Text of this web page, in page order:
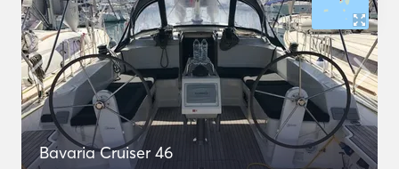
Bavaria Cruiser 46